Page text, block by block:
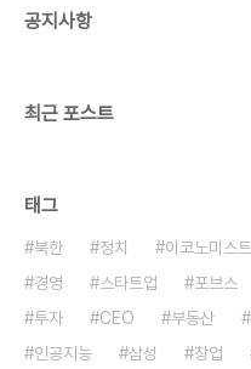
공지사항
최근 포스트
태그
북한 정치 이코노미스트
경영
스타트업 포브스
투자
CEO 부동산
인공지능
삼성 창업